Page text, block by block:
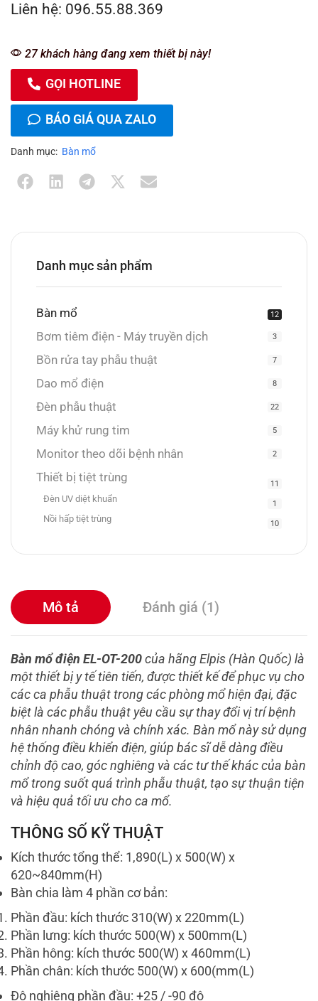
Liên hệ: 096.55.88.369
27 khách hàng đang xem thiết bị này!
GỌI HOTLINE
BÁO GIÁ QUA ZALO
Danh mục: Bàn mổ
Danh mục sản phẩm
Bàn mổ 12
Bơm tiêm điện - Máy truyền dịch 3
Bồn rửa tay phẫu thuật 7
Dao mổ điện 8
Đèn phẫu thuật 22
Máy khử rung tim 5
Monitor theo dõi bệnh nhân 2
Thiết bị tiệt trùng 11
Đèn UV diệt khuẩn 1
Nồi hấp tiệt trùng 10
Mô tả Đánh giá (1)
Bàn mổ điện EL-OT-200của hãng Elpis (Hàn Quốc) là
một thiết bị y tế tiên tiến, được thiết kế để phục vụ cho
các ca phẫu thuật trong các phòng mổ hiện đại, đặc
biệt là các phẫu thuật yêu cầu sự thay đổi vị trí bệnh
nhân nhanh chóng và chính xác. Bàn mổ này sử dụng
hệ thống điều khiển điện, giúp bác sĩ dễ dàng điều
chỉnh độ cao, góc nghiêng và các tư thế khác của bàn
mổ trong suốt quá trình phẫu thuật, tạo sự thuận tiện
và hiệu quả tối ưu cho ca mổ.
THÔNG SỐ KỸ THUẬT
Kích thước tổng thể: 1,890(L) x 500(W) x
620~840mm(H)
Bàn chia làm 4 phần cơ bản:
Phần đầu: kích thước 310(W) x 220mm(L)
Phần lưng: kích thước 500(W) x 500mm(L)
Phần hông: kích thước 500(W) x 460mm(L)
Phần chân: kích thước 500(W) x 600(mm(L)
Độ nghiêng phần đầu: +25 / -90 độ